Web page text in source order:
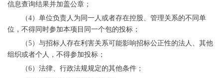
信息查询结果并加盖公章；
（4） 单位负责人为同一人或者存在控股、管理关系的不同单
位，不得同时参加本项目同一个包的投标；
（5）与招标人存在利害关系可能影响招标公正性的法人、其他
组织或者个人，不得参加投标；
（6）法律、行政法规规定的其他条件；